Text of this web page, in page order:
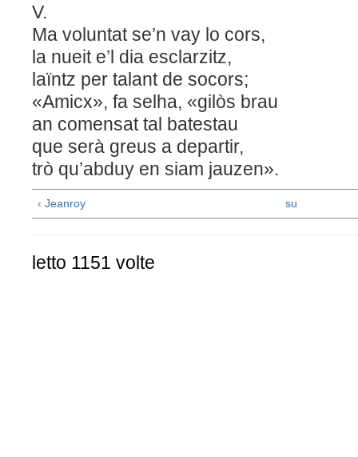
V.
Ma voluntat se’n vay lo cors,
la nueit e’l dia esclarzitz,
laïntz per talant de socors;
«Amicx», fa selha, «gilòs brau
an comensat tal batestau
que serà greus a departir,
trò qu’abduy en siam jauzen».
‹ Jeanroy su
letto 1151 volte